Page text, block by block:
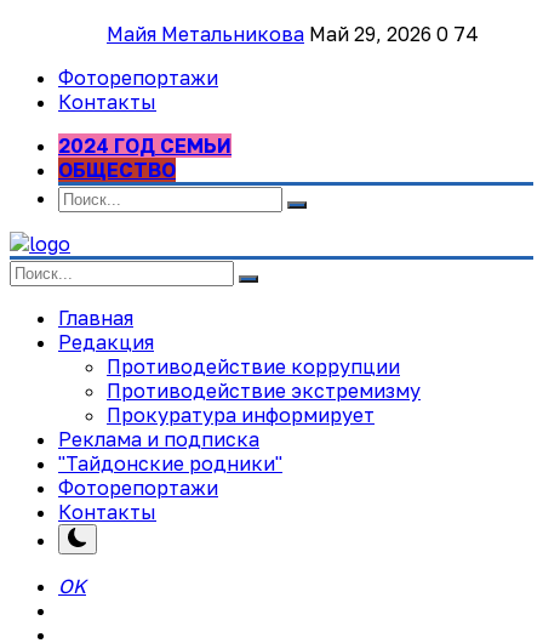
Майя Метальникова Май 29, 2026 0 74
Фоторепортажи
Контакты
2024 ГОД СЕМЬИ
ОБЩЕСТВО
Главная
Редакция
Противодействие коррупции
Противодействие экстремизму
Прокуратура информирует
Реклама и подписка
"Тайдонские родники"
Фоторепортажи
Контакты
OK